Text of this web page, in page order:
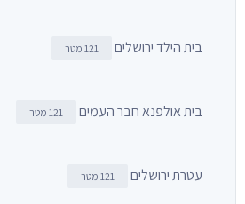
בית הילד ירושלים 121 מטר
בית אולפנא חבר העמים 121 מטר
עטרת ירושלים 121 מטר